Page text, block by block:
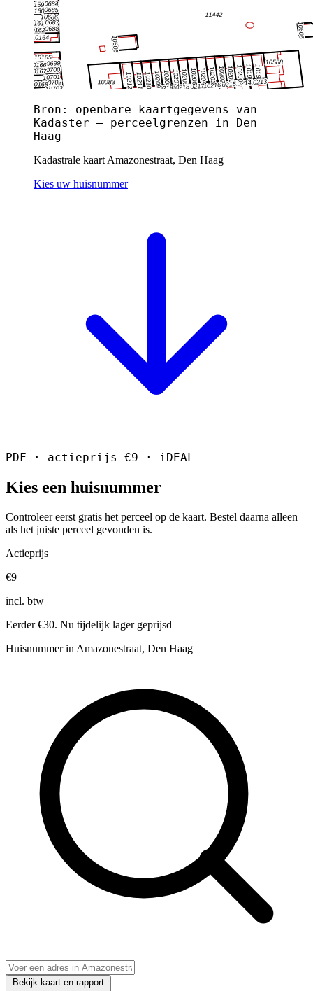
Bron: openbare kaartgegevens van
Kadaster — perceelgrenzen in Den
Haag
Kadastrale kaart Amazonestraat, Den Haag
Kies uw huisnummer
PDF · actieprijs €9 · iDEAL
Kies een huisnummer
Controleer eerst gratis het perceel op de kaart. Bestel daarna alleen
als het juiste perceel gevonden is.
Actieprijs
€9
incl. btw
Eerder €30. Nu tijdelijk lager geprijsd
Huisnummer in Amazonestraat, Den Haag
Bekijk kaart en rapport